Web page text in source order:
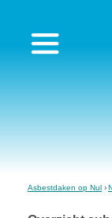
Asbestdaken op Nul